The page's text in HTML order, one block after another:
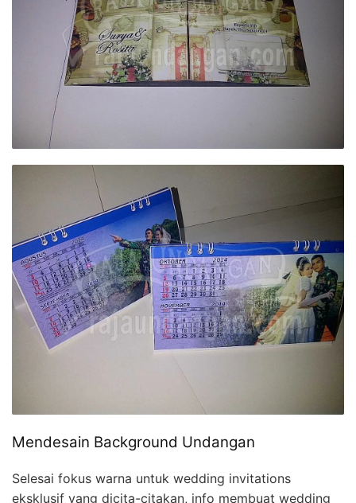
Mendesain Background Undangan
Selesai fokus warna untuk wedding invitations
eksklusif yang dicita-citakan, info membuat wedding